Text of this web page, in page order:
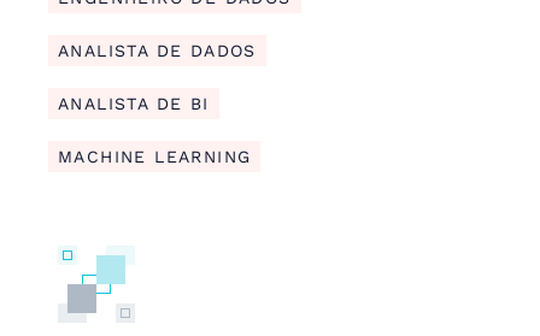
ANALISTA DE DADOS
ANALISTA DE BI
MACHINE LEARNING